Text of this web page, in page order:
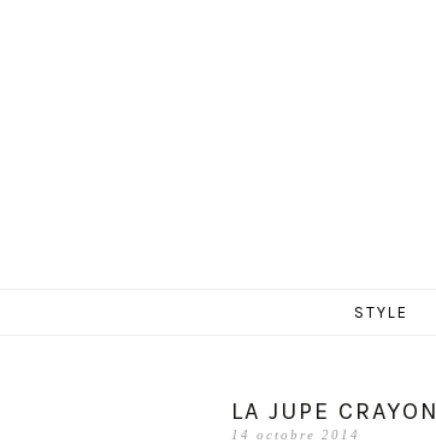
STYLE
LA JUPE
14 octobre 2014